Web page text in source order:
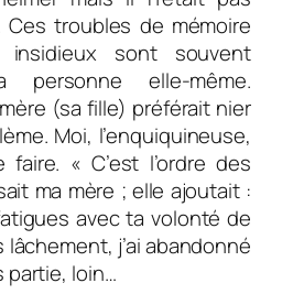
Ces troubles de mémoire
sont souvent
elle-même.
(sa fille) préférait nier
Moi, l’enquiquineuse,
« C’est l’ordre des
ma mère ; elle ajoutait :
avec ta volonté de
j’ai abandonné
partie, loin…